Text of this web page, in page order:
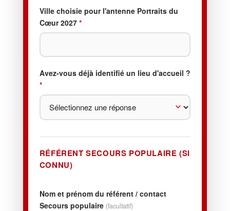
Ville choisie pour l'antenne Portraits du
Cœur 2027 *
Avez-vous déjà identifié un lieu d'accueil ?
*
RÉFÉRENT SECOURS POPULAIRE (SI
CONNU)
Nom et prénom du référent / contact
Secours populaire (facultatif)